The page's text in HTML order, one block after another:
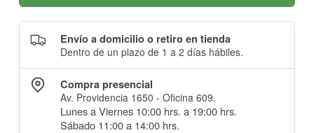
Envío a domicilio o retiro en tienda
Dentro de un plazo de 1 a 2 días hábiles.
Compra presencial
Av. Providencia 1650 - Oficina 609.
Lunes a Viernes 10:00 hrs. a 19:00 hrs.
Sábado 11:00 a 14:00 hrs.